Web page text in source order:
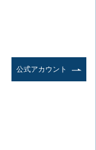
公式アカウント